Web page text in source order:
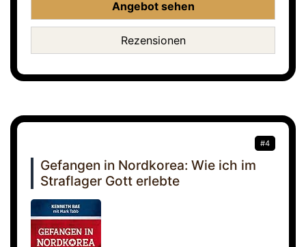
Angebot sehen
Rezensionen
#4
Gefangen in Nordkorea: Wie ich im
Straflager Gott erlebte